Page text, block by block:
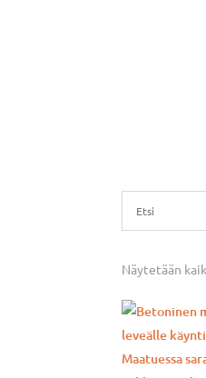
Näytetään